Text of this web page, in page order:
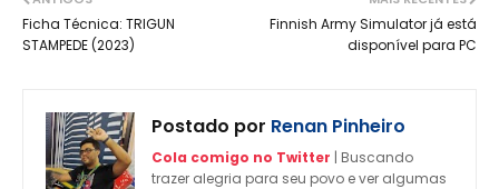
Finnish Army Simulator já está
disponível para PC
Ficha Técnica: TRIGUN
STAMPEDE (2023)
Postado por Renan Pinheiro
Cola comigo no Twitter | Buscando
trazer alegria para seu povo e ver algumas